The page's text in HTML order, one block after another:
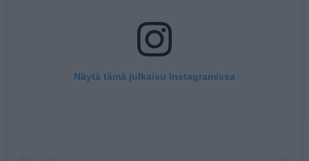
Näytä tämä julkaisu Instagramissa